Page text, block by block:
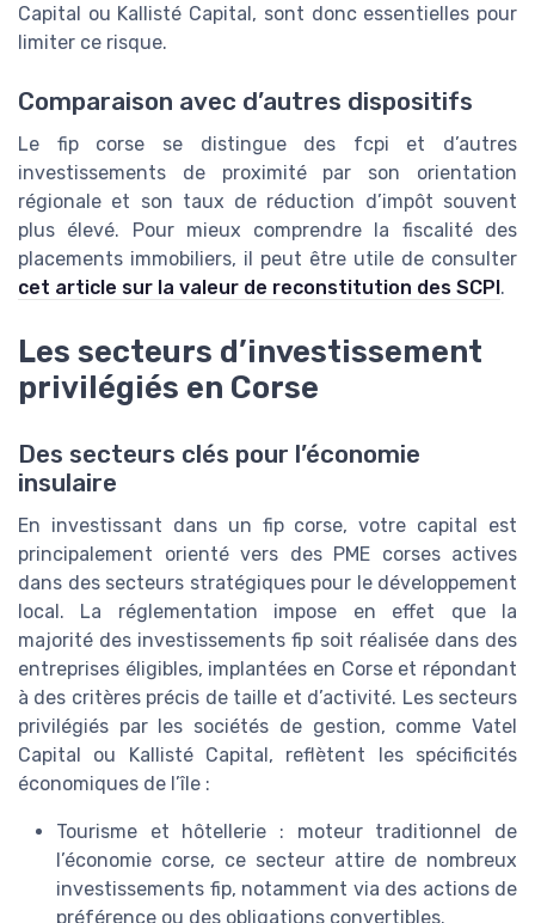
Capital ou Kallisté Capital, sont donc essentielles pour
limiter ce risque.
Comparaison avec d’autres dispositifs
Le fip corse se distingue des fcpi et d’autres
investissements de proximité par son orientation
régionale et son taux de réduction d’impôt souvent
plus élevé. Pour mieux comprendre la fiscalité des
placements immobiliers, il peut être utile de consulter
cet article sur la valeur de reconstitution des SCPI.
Les secteurs d’investissement
privilégiés en Corse
Des secteurs clés pour l’économie
insulaire
En investissant dans un fip corse, votre capital est
principalement orienté vers des PME corses actives
dans des secteurs stratégiques pour le développement
local. La réglementation impose en effet que la
majorité des investissements fip soit réalisée dans des
entreprises éligibles, implantées en Corse et répondant
à des critères précis de taille et d’activité. Les secteurs
privilégiés par les sociétés de gestion, comme Vatel
Capital ou Kallisté Capital, reflètent les spécificités
économiques de l’île :
Tourisme et hôtellerie : moteur traditionnel de
l’économie corse, ce secteur attire de nombreux
investissements fip, notamment via des actions de
préférence ou des obligations convertibles.